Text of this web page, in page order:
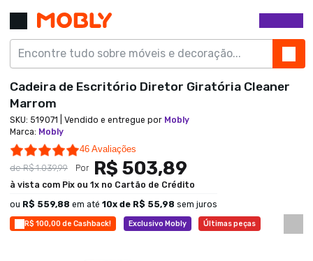
R$ 100,00 de Cashback! Exclusivo Mobly
Últimas peças
Cadeira de Escritório Diretor Giratória Cleaner
Marrom
SKU: 519071 | Vendido e entregue por Mobly
Marca: Mobly
4.9 star rating
46 Avaliações
deR$ 1.039,99 Por R$ 503,89
à vista com Pix ou 1x no Cartão de Crédito
ou R$ 559,88 em até 10x de R$ 55,98 sem juros